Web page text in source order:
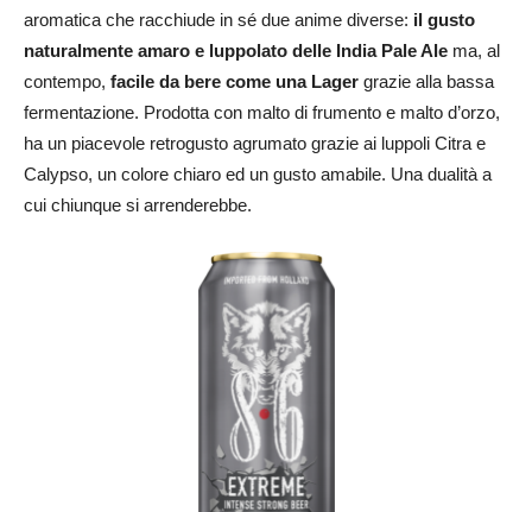
aromatica che racchiude in sé due anime diverse: il gusto
naturalmente amaro e luppolato delle India Pale Ale ma, al
contempo, facile da bere come una Lager grazie alla bassa
fermentazione. Prodotta con malto di frumento e malto d’orzo,
ha un piacevole retrogusto agrumato grazie ai luppoli Citra e
Calypso, un colore chiaro ed un gusto amabile. Una dualità a
cui chiunque si arrenderebbe.